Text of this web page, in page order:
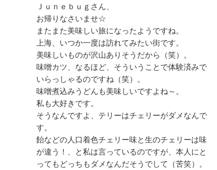
Ｊｕｎｅｂｕｇさん、
お帰りなさいませ☆
またまた美味しい旅になったようですね。
上海、いつか一度は訪れてみたい街です。
美味しいものが沢山ありそうだから（笑）。
味噌カツ、なるほど、そういうことで体験済みで
いらっしゃるのですね（笑）。
味噌煮込みうどんも美味しいですよね～。
私も大好きです。
そうなんですよ、テリーはチェリーがダメなんで
す。
飴などの人口着色チェリー味と生のチェリーは味
が違う！、と私は言っているのですが、本人にと
ってもどっちもダメなんだそうでして（苦笑）。